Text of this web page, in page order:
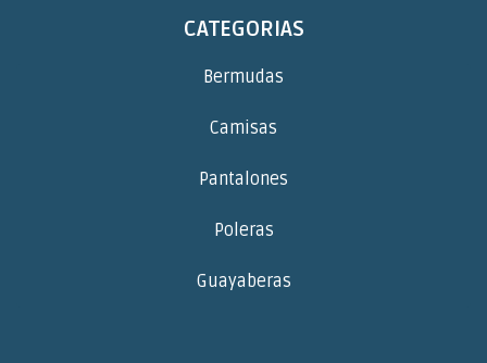
CATEGORIAS
Bermudas
Camisas
Pantalones
Poleras
Guayaberas